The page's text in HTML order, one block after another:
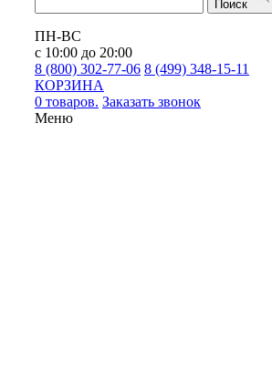
Поиск
ПН-ВС
с 10:00 до 20:00
8 (800) 302-77-06 8 (499) 348-15-11
КОРЗИНА
0 товаров. Заказать звонок
Меню